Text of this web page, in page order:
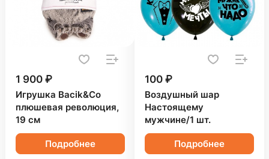
1 900 ₽
Игрушка Bacik&Co
плюшевая революция,
19 см
Подробнее
100 ₽
Воздушный шар
Настоящему
мужчине/1 шт.
Подробнее